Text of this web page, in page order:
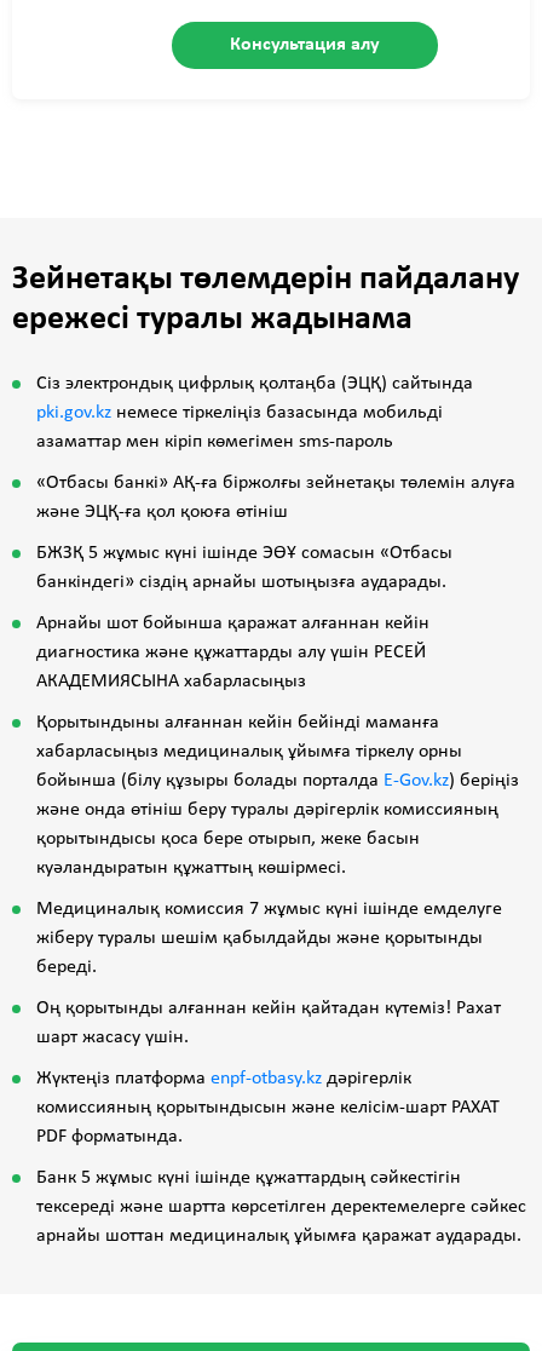
Консультация алу
Зейнетақы төлемдерiн пайдалану
ережесi туралы жадынама
Сіз электрондық цифрлық қолтаңба (ЭЦҚ) сайтында
pki.gov.kz немесе тіркеліңіз базасында мобильді
азаматтар мен кіріп көмегімен sms-пароль
«Отбасы банкі» АҚ-ға біржолғы зейнетақы төлемін алуға
және ЭЦҚ-ға қол қоюға өтініш
БЖЗҚ 5 жұмыс күні ішінде ЭӨҰ сомасын «Отбасы
банкіндегі» сіздің арнайы шотыңызға аударады.
Арнайы шот бойынша қаражат алғаннан кейін
диагностика және құжаттарды алу үшін РЕСЕЙ
АКАДЕМИЯСЫНА хабарласыңыз
Қорытындыны алғаннан кейін бейінді маманға
хабарласыңыз медициналық ұйымға тіркелу орны
бойынша (білу құзыры болады порталда E-Gov.kz) беріңіз
және онда өтініш беру туралы дәрігерлік комиссияның
қорытындысы қоса бере отырып, жеке басын
куәландыратын құжаттың көшірмесі.
Медициналық комиссия 7 жұмыс күні ішінде емделуге
жіберу туралы шешім қабылдайды және қорытынды
береді.
Оң қорытынды алғаннан кейін қайтадан күтеміз! Рахат
шарт жасасу үшін.
Жүктеңіз платформа enpf-otbasy.kz дәрігерлік
комиссияның қорытындысын және келісім-шарт РАХАТ
PDF форматында.
Банк 5 жұмыс күнi iшiнде құжаттардың сәйкестiгiн
тексередi және шартта көрсетiлген деректемелерге сәйкес
арнайы шоттан медициналық ұйымға қаражат аударады.